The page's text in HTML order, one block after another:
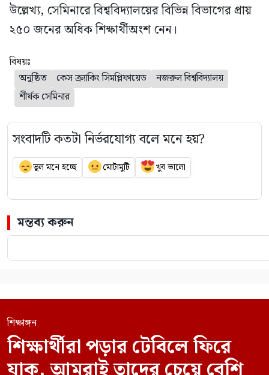
উল্লেখ্য, সেমিনারে বিশ্ববিদ্যালয়ের বিভিন্ন বিভাগের প্রায়
২৫০ জনের অধিক শিক্ষার্থীঅংশ নেন।
বিষয়ঃ
অনুষ্ঠিত
কেস ক্র্যাকিং সিমপ্লিফায়েড
নজরুল বিশ্ববিদ্যালয়
শীর্ষক সেমিনার
সংবাদটি কতটা নির্ভরযোগ্য বলে মনে হয়?
ভুল মনে হচ্ছে মোটামুটি খুব ভালো
মন্তব্য করুন
শিক্ষাঙ্গন
শিক্ষার্থীরা পড়ার টেবিলে ফিরে